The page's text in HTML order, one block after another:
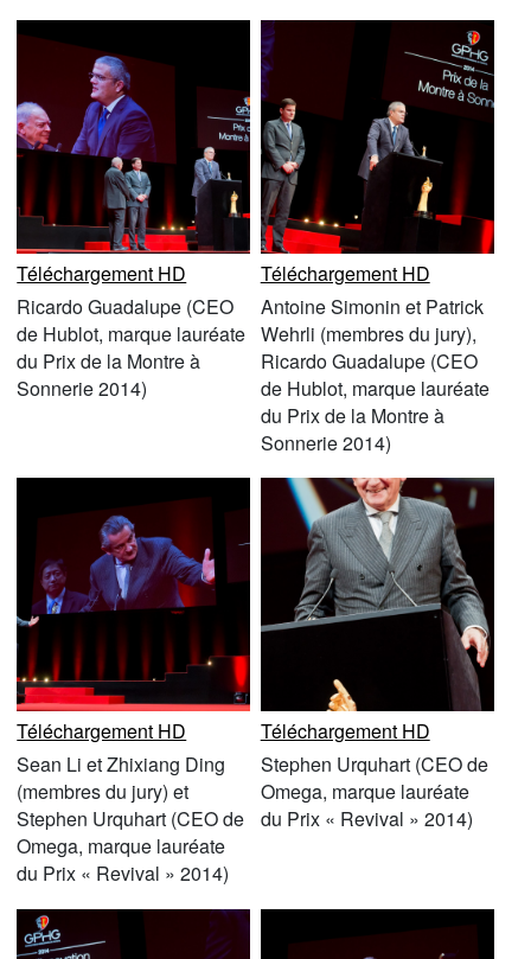
Téléchargement HD
Ricardo Guadalupe (CEO
de Hublot, marque lauréate
du Prix de la Montre à
Sonnerie 2014)
Téléchargement HD
Antoine Simonin et Patrick
Wehrli (membres du jury),
Ricardo Guadalupe (CEO
de Hublot, marque lauréate
du Prix de la Montre à
Sonnerie 2014)
Téléchargement HD
Sean Li et Zhixiang Ding
(membres du jury) et
Stephen Urquhart (CEO de
Omega, marque lauréate
du Prix « Revival » 2014)
Téléchargement HD
Stephen Urquhart (CEO de
Omega, marque lauréate
du Prix « Revival » 2014)